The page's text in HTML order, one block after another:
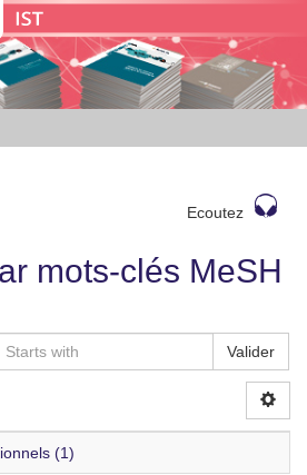
Ecoutez
mots-clés MeSH
Valider
(1)